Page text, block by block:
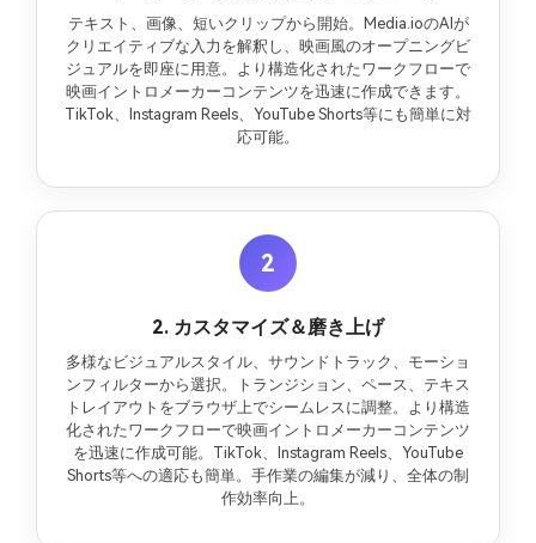
テキスト、画像、短いクリップから開始。Media.ioのAIが
クリエイティブな入力を解釈し、映画風のオープニングビ
ジュアルを即座に用意。より構造化されたワークフローで
映画イントロメーカーコンテンツを迅速に作成できます。
TikTok、Instagram Reels、YouTube Shorts等にも簡単に対
応可能。
2
2. カスタマイズ＆磨き上げ
多様なビジュアルスタイル、サウンドトラック、モーショ
ンフィルターから選択。トランジション、ペース、テキス
トレイアウトをブラウザ上でシームレスに調整。より構造
化されたワークフローで映画イントロメーカーコンテンツ
を迅速に作成可能。TikTok、Instagram Reels、YouTube
Shorts等への適応も簡単。手作業の編集が減り、全体の制
作効率向上。